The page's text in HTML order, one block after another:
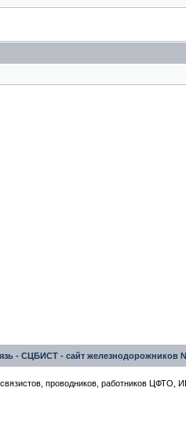
- СЦБИСТ - сайт железнодорожников
проводников, работников ЦФТО,